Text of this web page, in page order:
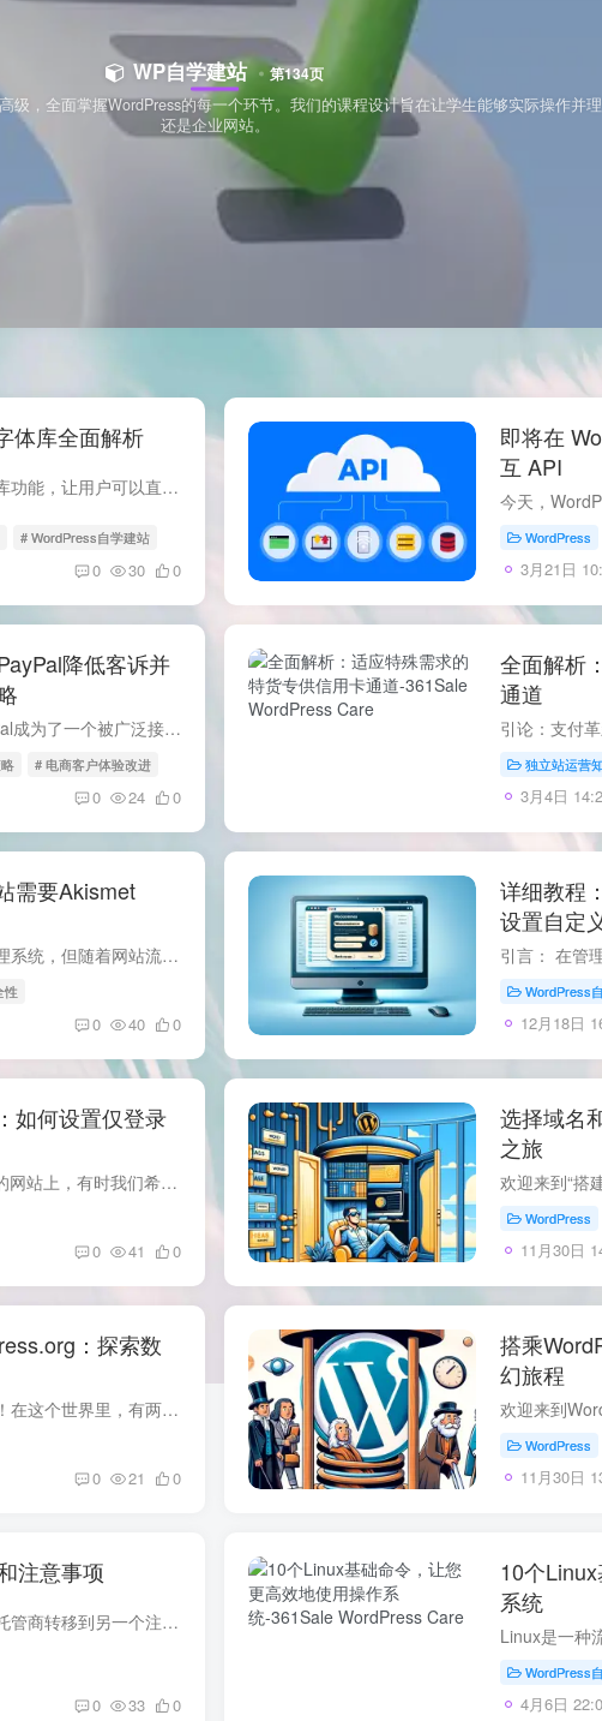
WP自学建站 第134页
，全面掌握WordPress的每一个环节。我们的课程设计旨在让学生能够实际操作并
还是企业网站。
体库全面解析
WordPress 6.5 版本新增了字体库功能，让用户可以直接在编辑器中管理字体。这个功能还提供了一组 API，让开发者可以控制、调整和禁用字体库的行为。 字体集 字体集就是一系列用户可以通过编辑器...
# WordPress自学建站
0 30 0
即将在
互 API
WordPress
3月21日
降低客诉并
在当前的电子商务环境中，PayPal成为了一个被广泛接受的全球支付解决方案，特别是对于独立电商平台。对于这些商家来说，引入PayPal作为支付方式能够提供一个快速、便利及安全的交易体验，从而有...
# 电商客户体验改进
0 24 0
全面解析
通道
独立站运营
3月4日
需要Akismet
WordPress是一个强大的内容管理系统，但随着网站流量的增加，它也容易成为垃圾评论和安全攻击的目标。这就是为什么安装像Akismet Anti-spam和Jetpack这样的插件至关重要的原因。 Akismet Anti-s...
性
0 40 0
详细教程
设置自定
WordPress
12月18日
如何设置仅登录
引言： 在 WooCommerce 驱动的网站上，有时我们希望产品价格仅对登录用户显示，以促进用户注册并提供更丰富的用户体验。本教程将指导您如何在 WooCommerce 中实现这一功能，特别适用于wordprees...
0 41 0
选择域名
之旅
WordPress
11月30日
：探索数
欢迎进入WordPress的奇幻世界！在这个世界里，有两种魔法：WordPress.com和WordPress.org。它们听起来很相似，但实际上就像《哈利波特》里的双杖魔法，各有各的妙用。让我们一起来探索这两种魔...
0 21 0
搭乘
幻旅程
WordPress
11月30日
注意事项
当你想要将域名从一个注册商或托管商转移到另一个注册商或托管商时，通常需要获得域名当前注册人的授权。但是，在某些情况下，可能需要进行强制转移，即在未经授权的情况下将域名转移到另一个服...
0 33 0
10个
系统
WordPress
4月6日